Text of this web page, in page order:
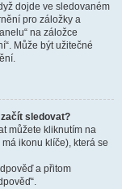
dojde ve sledovaném
pro záložky a
na záložce
Může být užitečné
sledovat?
můžete kliknutím na
ikonu klíče), která se
a přitom